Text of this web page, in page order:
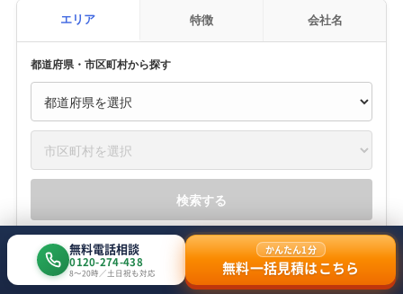
エリア 特徴 会社名
都道府県・市区町村から探す
検索する
「知るだけで100万円安くなる 令和版解体工事の
無料電話相談
0120-274-438
8〜20時／土日祝も対応
かんたん1分
無料一括見積はこちら